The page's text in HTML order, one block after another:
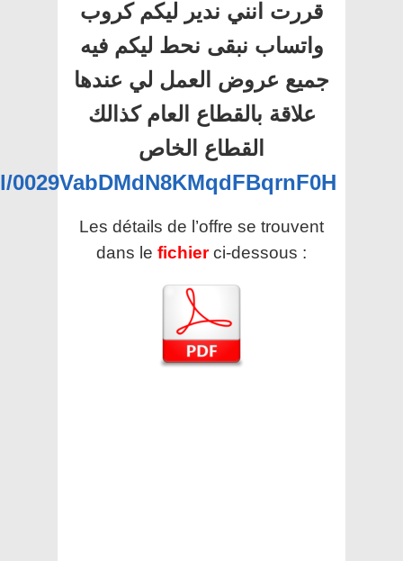
قررت انني ندير ليكم كروب
واتساب نبقى نحط ليكم فيه
جميع عروض العمل لي عندها
علاقة بالقطاع العام كذالك
القطاع الخاص
Les détails de l’offre se trouvent
dans le fichier ci-dessous :